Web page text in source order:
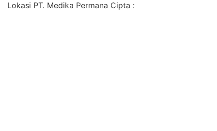
Lokasi PT. Medika Permana Cipta :